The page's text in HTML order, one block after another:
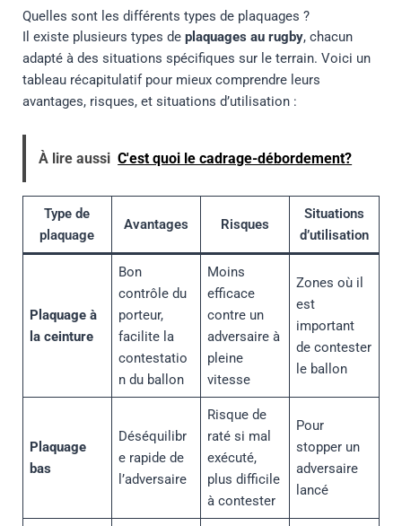
Quelles sont les différents types de plaquages ?
Il existe plusieurs types de plaquages au rugby, chacun
adapté à des situations spécifiques sur le terrain. Voici un
tableau récapitulatif pour mieux comprendre leurs
avantages, risques, et situations d’utilisation :
À lire aussi C'est quoi le cadrage-débordement?
Type de
plaquage
Avantages Risques
Situations
d’utilisation
Plaquage à
la ceinture
Bon
contrôle du
porteur,
facilite la
contestatio
n du ballon
Moins
efficace
contre un
adversaire à
pleine
vitesse
Zones où il
est
important
de contester
le ballon
Plaquage
bas
Déséquilibr
e rapide de
l’adversaire
Risque de
raté si mal
exécuté,
plus difficile
à contester
Pour
stopper un
adversaire
lancé